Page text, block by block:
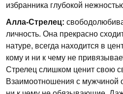
избранника глубокой
Алла-Стрелец:
личность. Она прекрасно
натуре, всегда находится в
кому и ни к чему не
Стрелец слишком ценит свою
Взаимоотношения с мужчиной